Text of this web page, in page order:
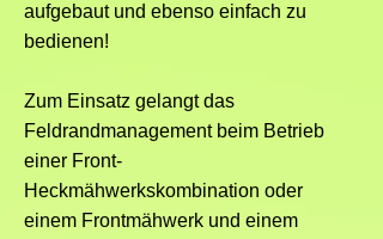
aufgebaut und ebenso einfach zu
bedienen!
Zum Einsatz gelangt das
Feldrandmanagement beim Betrieb
einer Front-
Heckmähwerkskombination oder
einem Frontmähwerk und einem